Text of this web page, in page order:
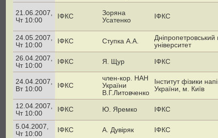
21.06.2007,
Чт 10:00
ІФКС
Зоряна
Усатенко
ІФКС
24.05.2007,
Чт 10:00
ІФКС Ступка А.А.
університет
26.04.2007,
Чт 10:00
ІФКС Я. Щур ІФКС
24.04.2007,
Вт 10:00
ІФКС
член-кор. НАН
України
В.Г.Литовченко
Інститут фізики
України, м. Київ
12.04.2007,
Чт 10:00
ІФКС Ю. Яремко ІФКС
5.04.2007,
Чт 10:00
ІФКС А. Дувіряк ІФКС